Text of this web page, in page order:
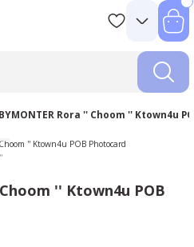
Rora '' Choom '' Ktown4u
'' Ktown4u POB